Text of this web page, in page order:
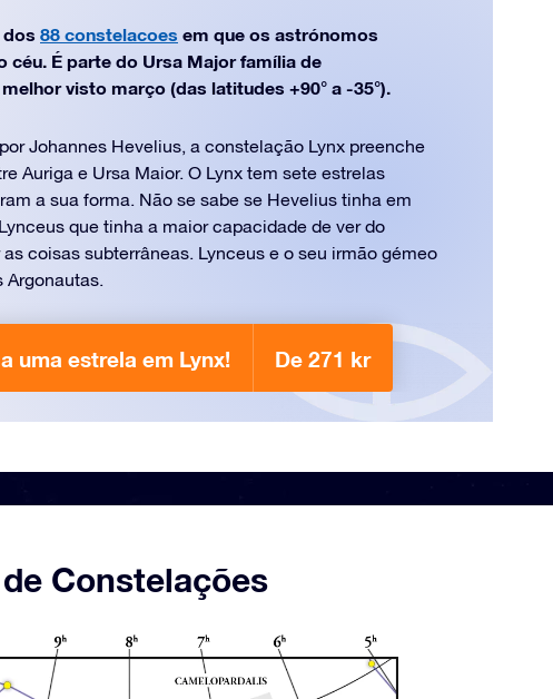
dos 88 constelacoes em que os astrónomos
céu. É parte do Ursa Major família de
visto março (das latitudes +90° a -35°).
Johannes Hevelius, a constelação Lynx preenche
Auriga e Ursa Maior. O Lynx tem sete estrelas
a sua forma. Não se sabe se Hevelius tinha em
que tinha a maior capacidade de ver do
coisas subterrâneas. Lynceus e o seu irmão gémeo
Argonautas.
uma estrela em Lynx! De 271 kr
Constelações